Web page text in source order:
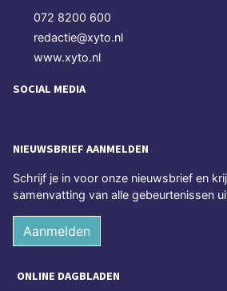
072 8200 600
redactie@xyto.nl
www.xyto.nl
SOCIAL MEDIA
NIEUWSBRIEF AANMELDEN
Schrijf je in voor onze nieuwsbrief en
samenvatting van alle gebeurtenissen
Aanmelden
ONLINE DAGBLADEN